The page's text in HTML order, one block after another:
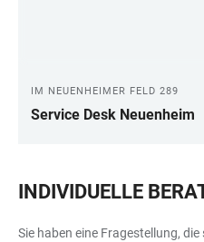
IM NEUENHEIMER FELD 289
Service Desk Neuenheim
INDIVIDUELLE
Sie haben eine Fragestellung,